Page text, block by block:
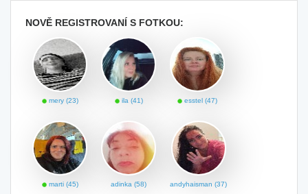
NOVĚ REGISTROVANÍ S FOTKOU:
mery (23) ila (41) esstel (47)
marti (45) adinka (58) andyhaisman (37)